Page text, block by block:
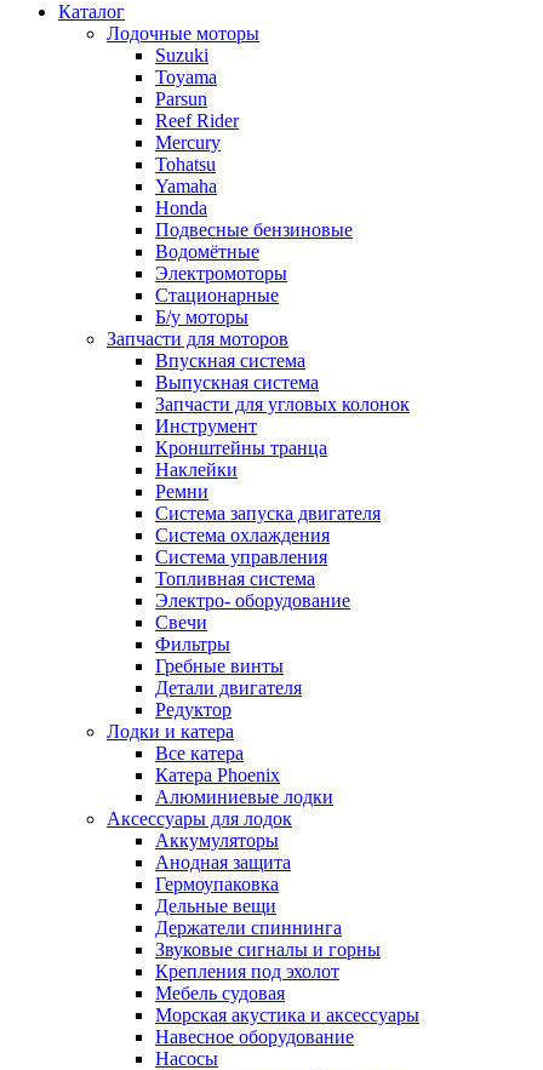
Каталог
Лодочные моторы
Suzuki
Toyama
Parsun
Reef Rider
Mercury
Tohatsu
Yamaha
Honda
Подвесные бензиновые
Водомётные
Электромоторы
Стационарные
Б/у моторы
Запчасти для моторов
Впускная система
Выпускная система
Запчасти для угловых колонок
Инструмент
Кронштейны транца
Наклейки
Ремни
Система запуска двигателя
Система охлаждения
Система управления
Топливная система
Электро- оборудование
Свечи
Фильтры
Гребные винты
Детали двигателя
Редуктор
Лодки и катера
Все катера
Катера Phoenix
Алюминиевые лодки
Аксессуары для лодок
Аккумуляторы
Анодная защита
Гермоупаковка
Дельные вещи
Держатели спиннинга
Звуковые сигналы и горны
Крепления под эхолот
Мебель судовая
Морская акустика и аксессуары
Навесное оборудование
Насосы